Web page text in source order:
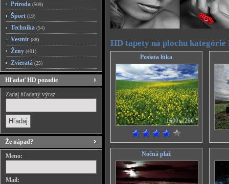
Príroda (509)
Šport (19)
Technika (54)
Vesmír (88)
Ženy (491)
Zvieratá (25)
Hľadať HD pozadie
Zadaj hľadaný výraz.
Že nápad?
Meno:
Mail:
HD tapety na plochu
Posiata lúka
1600x1200
Nočná plaž